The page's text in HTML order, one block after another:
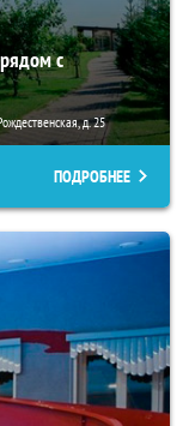
с
д. 25
ПОДРОБНЕЕ